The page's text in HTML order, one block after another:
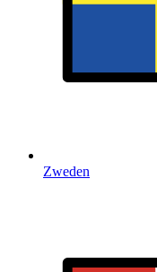
Zweden